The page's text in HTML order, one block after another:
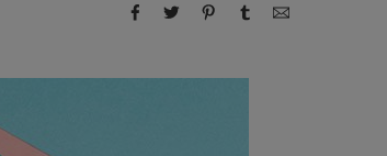
compartir por Facebook
compartir por Twitter
compartir por
compartir por
compartir